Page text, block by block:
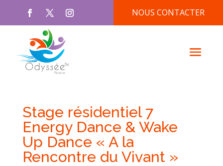
NOUS CONTACTER
Stage résidentiel 7
Energy Dance & Wake
Up Dance « A la
Rencontre du Vivant »